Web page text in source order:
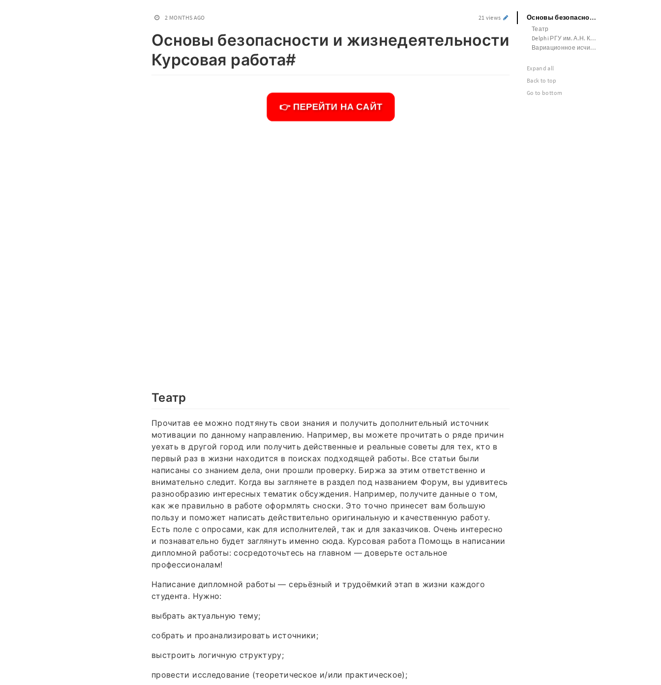
2 MONTHS AGO 21 views
Основы безопасности и жизнедеятельности
Курсовая работа#
👉 ПЕРЕЙТИ НА САЙТ
Театр
Прочитав ее можно подтянуть свои знания и получить дополнительный источник
мотивации по данному направлению. Например, вы можете прочитать о ряде причин
уехать в другой город или получить действенные и реальные советы для тех, кто в
первый раз в жизни находится в поисках подходящей работы. Все статьи были
написаны со знанием дела, они прошли проверку. Биржа за этим ответственно и
внимательно следит. Когда вы заглянете в раздел под названием Форум, вы удивитесь
разнообразию интересных тематик обсуждения. Например, получите данные о том,
как же правильно в работе оформлять сноски. Это точно принесет вам большую
пользу и поможет написать действительно оригинальную и качественную работу.
Есть поле с опросами, как для исполнителей, так и для заказчиков. Очень интересно
и познавательно будет заглянуть именно сюда. Курсовая работа Помощь в написании
дипломной работы: сосредоточьтесь на главном — доверьте остальное
профессионалам!
Написание дипломной работы — серьёзный и трудоёмкий этап в жизни каждого
студента. Нужно:
выбрать актуальную тему;
собрать и проанализировать источники;
выстроить логичную структуру;
провести исследование (теоретическое и/или практическое);
Основы безопасности и жизнедеятельности Курсовая работа#
Театр
Delphi РГУ им. А.Н. Косыгина
Вариационное исчисление
Expand all
Back to top
Go to bottom